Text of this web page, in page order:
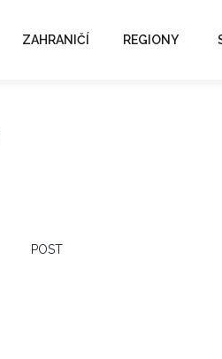
ZAHRANIČÍ REGIONY
POST